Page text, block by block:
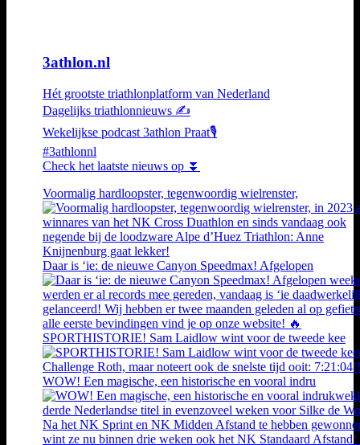
3athlon.nl
Hét grootste triathlonplatform van Nederland
Dagelijks triathlonnieuws ✍️
Wekelijkse podcast 3athlon Praat🎙️
#3athlonnl
Check het laatste nieuws op ⏬
Voormalig hardloopster, tegenwoordig wielrenster,
Daar is ‘ie: de nieuwe Canyon Speedmax! Afgelopen
SPORTHISTORIE! Sam Laidlow wint voor de tweede kee
WOW! Een magische, een historische en vooral indru